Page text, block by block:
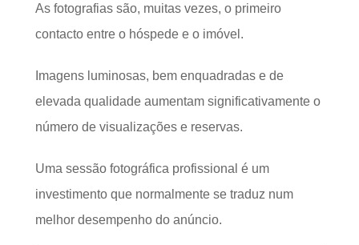
As fotografias são, muitas vezes, o primeiro
contacto entre o hóspede e o imóvel.
Imagens luminosas, bem enquadradas e de
elevada qualidade aumentam significativamente o
número de visualizações e reservas.
Uma sessão fotográfica profissional é um
investimento que normalmente se traduz num
melhor desempenho do anúncio.